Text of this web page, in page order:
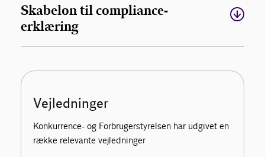
Skabelon til compliance-
erklæring
Vejledninger
Konkurrence- og Forbrugerstyrelsen har udgivet en
række relevante vejledninger